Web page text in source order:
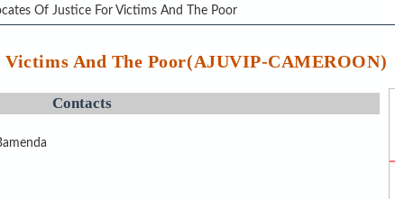
Of Justice For Victims And The Poor
Victims And The Poor(AJUVIP-CAMEROON)
Contacts